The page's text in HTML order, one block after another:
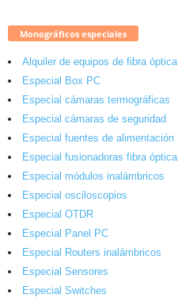
Monográficos especiales
Alquiler de equipos de fibra óptica
Especial Box PC
Especial cámaras termográficas
Especial cámaras de seguridad
Especial fuentes de alimentación
Especial fusionadoras fibra óptica
Especial módulos inalámbricos
Especial osciloscopios
Especial OTDR
Especial Panel PC
Especial Routers inalámbricos
Especial Sensores
Especial Switches